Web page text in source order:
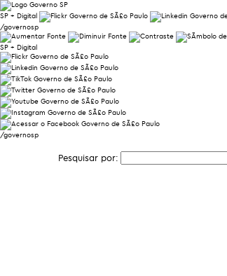
SP + Digital
/governosp
SP + Digital
/governosp
Pesquisar por: